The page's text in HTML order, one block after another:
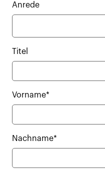
Anrede
Titel
Vorname*
Nachname*